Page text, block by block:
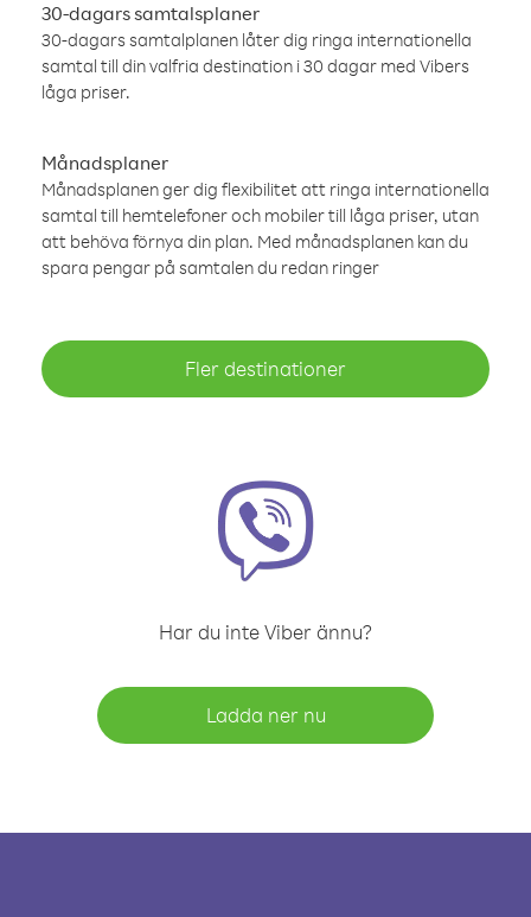
30-dagars samtalsplaner
30-dagars samtalplanen låter dig ringa internationella
samtal till din valfria destination i 30 dagar med Vibers
låga priser.
Månadsplaner
Månadsplanen ger dig flexibilitet att ringa internationella
samtal till hemtelefoner och mobiler till låga priser, utan
att behöva förnya din plan. Med månadsplanen kan du
spara pengar på samtalen du redan ringer
Fler destinationer
Har du inte Viber ännu?
Ladda ner nu